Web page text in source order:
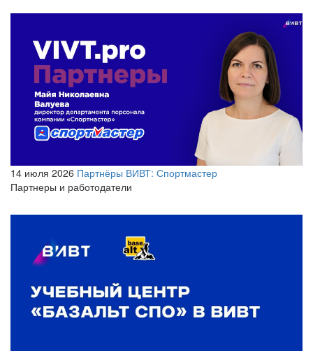
14 июля 2026 Партнёры ВИВТ: Спортмастер
Партнеры и работодатели